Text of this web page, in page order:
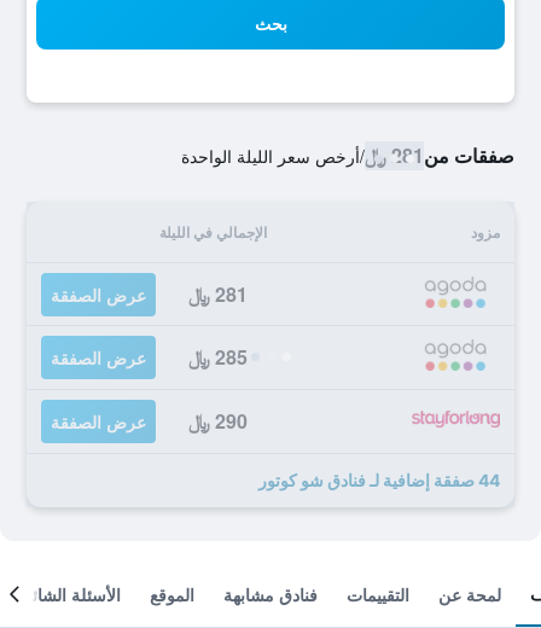
بحث
صفقات من281 ﷼ /أرخص سعر الليلة الواحدة
مزود الإجمالي في الليلة
281 ﷼ عرض الصفقة
285 ﷼ عرض الصفقة
290 ﷼ عرض الصفقة
44 صفقة إضافية لـ فنادق شو كوتور
لمحة عن التقييمات فنادق مشابهة الموقع الأسئلة الشائعة